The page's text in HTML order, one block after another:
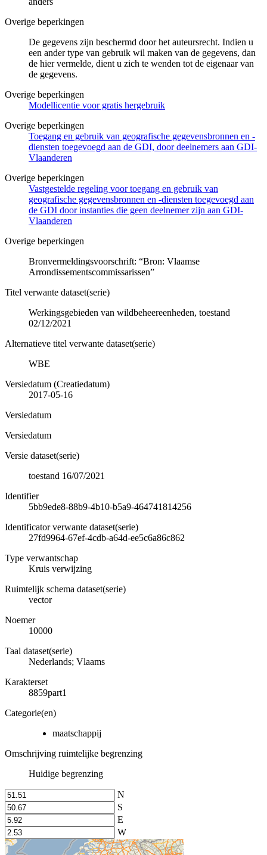
Overige beperkingen
De gegevens zijn beschermd door het auteursrecht. Indien u
een ander type van gebruik wil maken van de gegevens, dan
de hier vermelde, dient u zich te wenden tot de eigenaar van
de gegevens.
Overige beperkingen
Modellicentie voor gratis hergebruik
Overige beperkingen
Toegang en gebruik van geografische gegevensbronnen en -
diensten toegevoegd aan de GDI, door deelnemers aan GDI-
Vlaanderen
Overige beperkingen
Vastgestelde regeling voor toegang en gebruik van
geografische gegevensbronnen en -diensten toegevoegd aan
de GDI door instanties die geen deelnemer zijn aan GDI-
Vlaanderen
Overige beperkingen
Bronvermeldingsvoorschrift: “Bron: Vlaamse
Arrondissementscommissarissen”
Titel verwante dataset(serie)
Werkingsgebieden van wildbeheereenheden, toestand
02/12/2021
Alternatieve titel verwante dataset(serie)
WBE
Versiedatum (Creatiedatum)
2017-05-16
Versiedatum
Versiedatum
Versie dataset(serie)
toestand 16/07/2021
Identifier
5bb9ede8-88b9-4b10-b5a9-464741814256
Identificator verwante dataset(serie)
27fd9964-67ef-4cdb-a64d-ee5c6a86c862
Type verwantschap
Kruis verwijzing
Ruimtelijk schema dataset(serie)
vector
Noemer
10000
Taal dataset(serie)
Nederlands; Vlaams
Karakterset
8859part1
Categorie(en)
maatschappij
Omschrijving ruimtelijke begrenzing
Huidige begrenzing
N
S
E
W